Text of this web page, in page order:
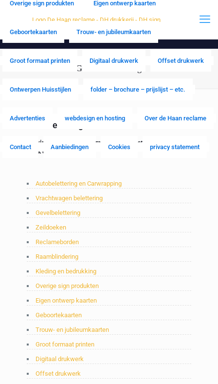
Overige sign produkten Eigen ontwerp kaarten
Geboortekaarten Trouw- en jubileumkaarten
Groot formaat printen Digitaal drukwerk Offset drukwerk
Ontwerpen Huisstijlen folder – brochure – prijslijst – etc.
Advertenties webdesign en hosting Over de Haan reclame
Contact Aanbiedingen Cookies privacy statement
Gevelbelettering
Gevelbelettering
Belettering van uw gevel op maat met freesletters, lichtbak,
zeildoek of stickers.
Autobelettering en Carwrapping
Vrachtwagen belettering
Gevelbelettering
Zeildoeken
Reclameborden
Raamblindering
Kleding en bedrukking
Overige sign produkten
Eigen ontwerp kaarten
Geboortekaarten
Trouw- en jubileumkaarten
Groot formaat printen
Digitaal drukwerk
Offset drukwerk